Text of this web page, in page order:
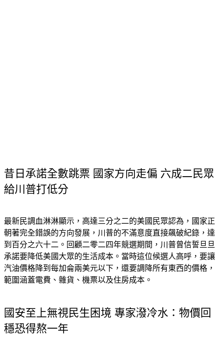
昔日承諾全數跳票 國家方向走偏 六成二民眾
給川普打低分
最新民調血淋淋顯示，高達三分之二的美國民眾認為，國家正
朝著完全錯誤的方向發展，川普的不滿意度直接飆破紀錄，達
到百分之六十二。回顧二零二四年競選期間，川普曾信誓旦旦
承諾要降低美國大眾的生活成本。當時這位候選人高呼，要讓
汽油價格降到每加侖兩美元以下，還要調降所有東西的價格，
範圍涵蓋電費、雜貨、機票以及住房成本。
國安至上無視民生困境 專家潑冷水：物價回
穩恐得熬一年